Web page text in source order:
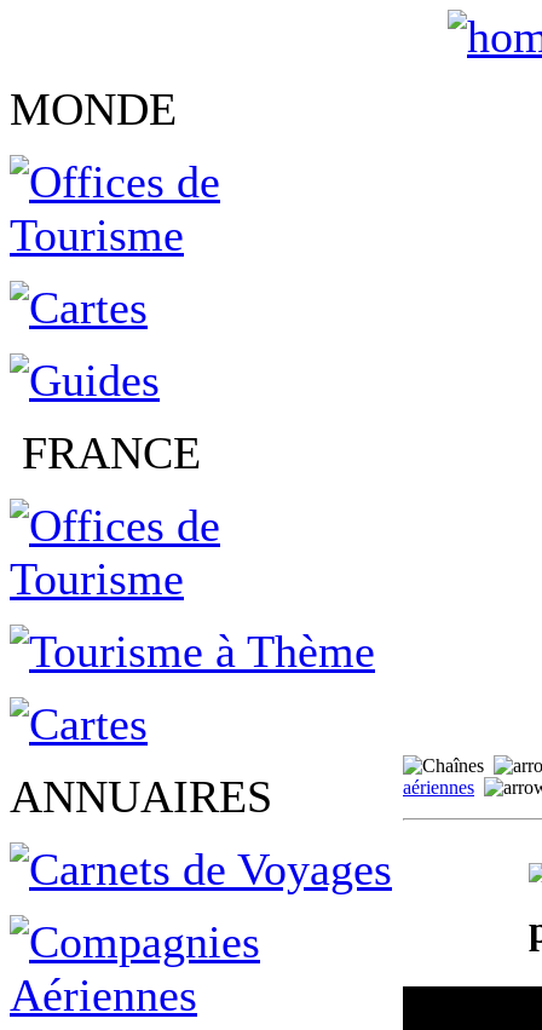
MONDE
FRANCE
ANNUAIRES aériennes